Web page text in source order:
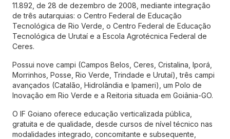
11.892, de 28 de dezembro de 2008, mediante integração
de três autarquias: o Centro Federal de Educação
Tecnológica de Rio Verde, o Centro Federal de Educação
Tecnológica de Urutaí e a Escola Agrotécnica Federal de
Ceres.
Possui nove campi (Campos Belos, Ceres, Cristalina, Iporá,
Morrinhos, Posse, Rio Verde, Trindade e Urutaí), três campi
avançados (Catalão, Hidrolândia e Ipameri), um Polo de
Inovação em Rio Verde e a Reitoria situada em Goiânia-GO.
O IF Goiano oferece educação verticalizada pública,
gratuita e de qualidade, desde cursos de nível técnico nas
modalidades integrado, concomitante e subsequente,